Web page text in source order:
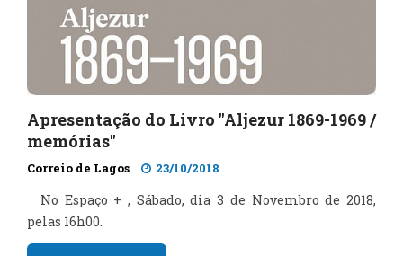
Apresentação do Livro "Aljezur 1869-1969 /
memórias"
Correio de Lagos 23/10/2018
No Espaço + , Sábado, dia 3 de Novembro de 2018,
pelas 16h00.